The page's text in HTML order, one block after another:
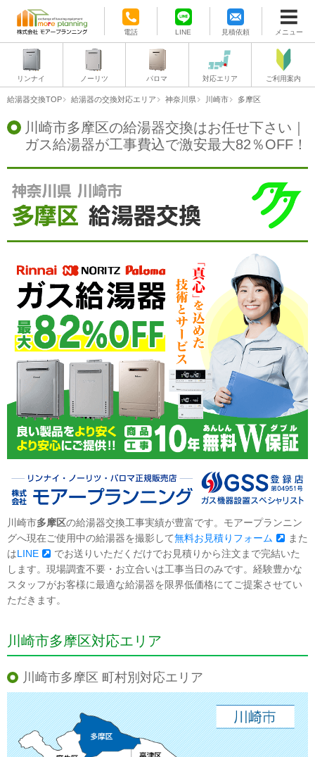
電話 LINE 見積依頼 メニュー
リンナイ ノーリツ パロマ 対応エリア ご利用案内
給湯器交換TOP 給湯器の交換対応エリア 神奈川県 川崎市 多摩区
川崎市多摩区の給湯器交換はお任せ下さい｜
ガス給湯器が工事費込で激安最大82％OFF！
川崎市多摩区の給湯器交換工事実績が豊富です。モアープランニン
グへ現在ご使用中の給湯器を撮影して無料お見積りフォーム
また
はLINE
でお送りいただくだけでお見積りから注文まで完結いた
します。現場調査不要・お立合いは工事当日のみです。経験豊かな
スタッフがお客様に最適な給湯器を限界低価格にてご提案させてい
ただきます。
川崎市多摩区対応エリア
川崎市多摩区 町村別対応エリア